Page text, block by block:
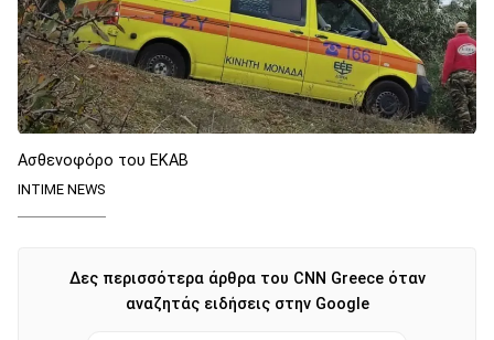
Ασθενοφόρο του ΕΚΑΒ
INTIME NEWS
Δες περισσότερα άρθρα του CNN Greece όταν
αναζητάς ειδήσεις στην Google